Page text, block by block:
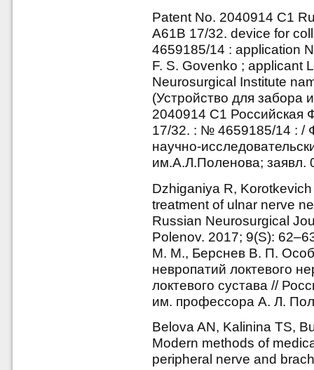
Patent No. 2040914 C1
A61B 17/32. device for
4659185/14 : application
F. S. Govenko ; applicant
Neurosurgical Institute
(Устройство для забора
2040914 C1
17/32. : № 4659185/14 : /
научно-
им.А.Л.Поленова; заявл.
Dzhiganiya R,
treatment of ulnar nerve
Russian Neurosurgical
Polenov. 2017; 9(S):
М. М., Берснев В. П.
невропатий локтевого
локтевого сустава //
им. профессора А. Л.
Belova AN, Kalinina TS,
Modern methods of
peripheral nerve and